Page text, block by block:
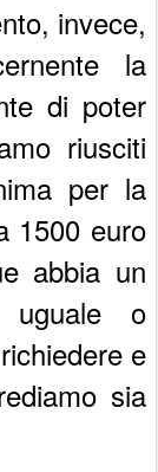
invece,
la
di poter
riusciti
per la
1500 euro
abbia un
uguale o
e
sia